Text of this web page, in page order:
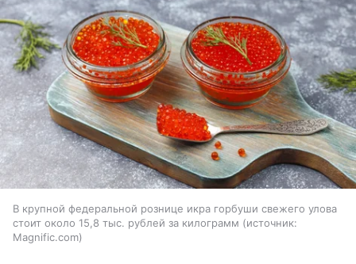
В крупной федеральной рознице икра горбуши свежего улова
стоит около 15,8 тыс. рублей за килограмм
источник:
Magnific.com